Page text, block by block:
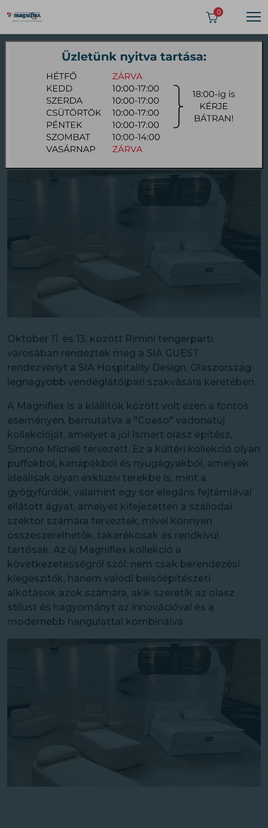
0
2023 OKTÓBER 15
SIA GUEST KIÁLLÍTÁS
Október 11. és 13. között Rimini tengerparti
városában rendezték meg a SIA GUEST
rendezvényt a SIA Hospitality Design, Olaszország
legnagyobb vendéglátóipari szakvására keretében.
A Magniflex is a kiállítók között volt ezen a fontos
eseményen, bemutatva a "Coeso" vadonatúj
kollekcióját, amelyet a jól ismert olasz építész,
Simone Micheli tervezett. Ez a kültéri kollekció olyan
puffokból, kanapékból és nyugágyakból, amelyek
ideálisak olyan exkluzív terekbe is, mint a
gyógyfürdők, valamint egy sor elegáns fejtámlával
ellátott ágyat, amelyet kifejezetten a szállodai
szektor számára terveztek, mivel könnyen
összeszerelhetők, takarékosak és rendkívül
tartósak. Az új Magniflex kollekció a
következetességről szól: nem csak berendezési
kiegészítők, hanem valódi belsőépítészeti
alkotások azok számára, akik szeretik az olasz
stílust és hagyományt az innovációval és a
modernebb hangulattal kombinálva.